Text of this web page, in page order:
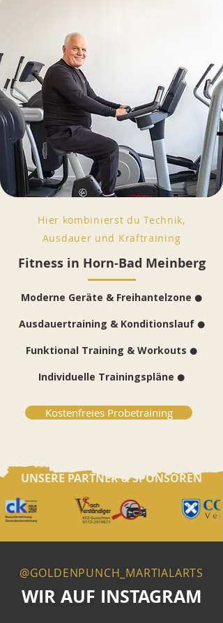
Hier kombinierst du Technik,
Ausdauer und Kraftraining
Fitness in Horn-Bad Meinberg
Moderne Geräte & Freihantelzone ⚫
Ausdauertraining & Konditionslauf ⚫
Funktional Training & Workouts ⚫
Individuelle Trainingspläne ⚫
Kostenfreies Probetraining
UNSERE PARTNER & SPONSOREN
@GOLDENPUNCH_MARTIALARTS
WIR AUF INSTAGRAM